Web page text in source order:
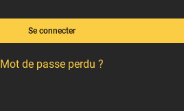
Se connecter
Mot de passe perdu ?